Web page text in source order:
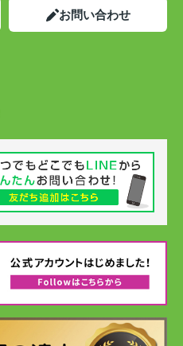
お問い合わせ